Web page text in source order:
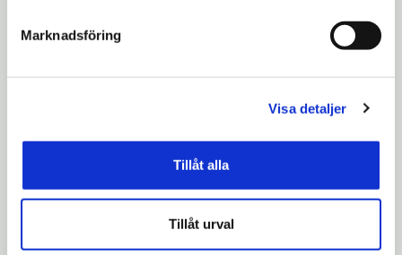
Marknadsföring
Visa detaljer
Tillåt alla
Tillåt urval
fortsätter styra måltidsplaneringen i
kommunens skolor. Det betyder att maten
ska vara god och hälsosam, ekologiskt
producerad, innehålla mindre kött och
Källsorteringen av avfall i kommunen
förbättrades under 2016 genom att